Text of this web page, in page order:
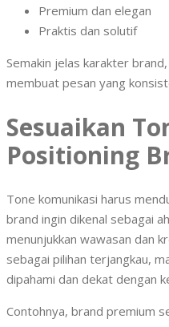
Premium dan elegan
Praktis dan solutif
Semakin jelas karakter
membuat pesan yang
Sesuaikan
Positioning
Tone komunikasi harus
brand ingin dikenal sebagai
menunjukkan wawasan dan
sebagai pilihan terjangkau,
dipahami dan dekat dengan
Contohnya, brand premium